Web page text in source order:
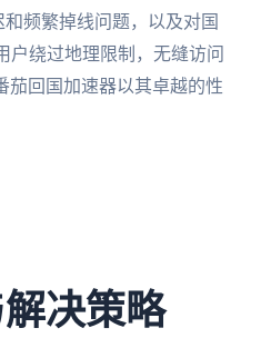
频繁掉线问题，以及对国
绕过地理限制，无缝访问
茄回国加速器以其卓越的性
决策略